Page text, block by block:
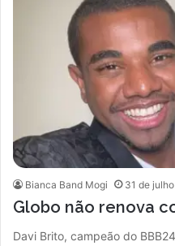
Bianca Band Mogi 31 de
Globo não renova
Davi Brito, campeão do